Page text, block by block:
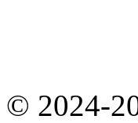
© 2024-